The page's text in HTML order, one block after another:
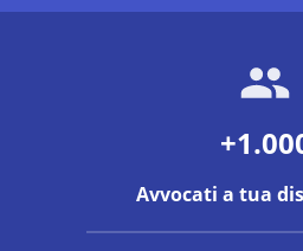
Avvocati a tua